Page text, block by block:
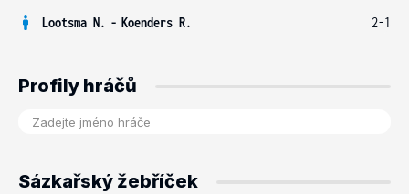
Lootsma N. - Koenders R. 2-1
Profily hráčů
Sázkařský žebříček